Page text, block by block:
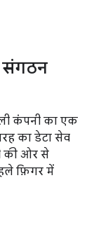
संगठन
कंपनी का एक
का डेटा सेव
की ओर से
फ़िगर में